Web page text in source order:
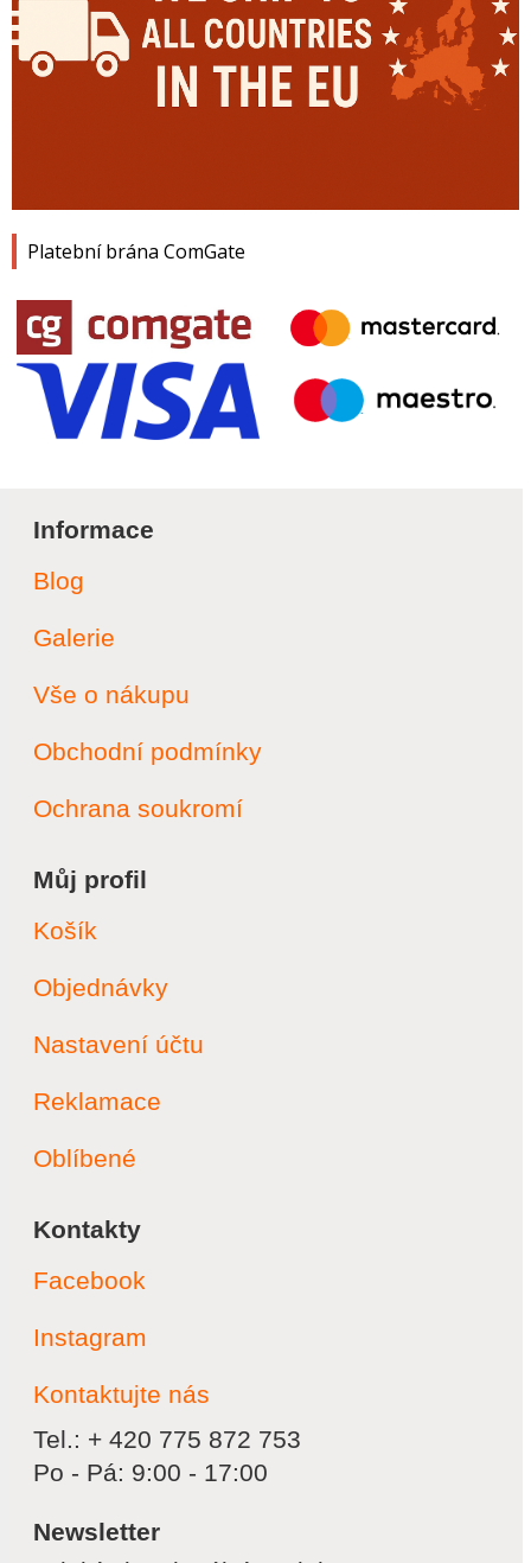
Platební brána ComGate
Informace
Blog
Galerie
Vše o nákupu
Obchodní podmínky
Ochrana soukromí
Můj profil
Košík
Objednávky
Nastavení účtu
Reklamace
Oblíbené
Kontakty
Facebook
Instagram
Kontaktujte nás
Tel.: + 420 775 872 753
Po - Pá: 9:00 - 17:00
Newsletter